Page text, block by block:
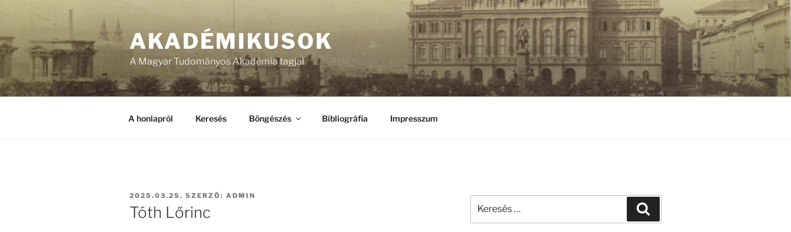
AKADÉMIKUSOK
A Magyar Tudományos Akadémia tagjai
A honlapról Keresés Böngészés Bibliográfia Impresszum
BEKÜLDVE:
2025.03.25. SZERZŐ: ADMIN
Tóth Lőrinc
következő